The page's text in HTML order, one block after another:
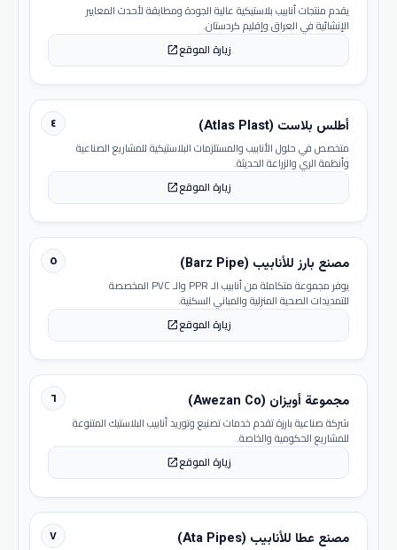
يقدم منتجات أنابيب بلاستيكية عالية الجودة ومطابقة لأحدث المعايير
الإنشائية في العراق وإقليم كردستان.
زيارة الموقعopen_in_new
٤ أطلس بلاست (Atlas Plast)
متخصص في حلول الأنابيب والمستلزمات البلاستيكية للمشاريع الصناعية
وأنظمة الري والزراعة الحديثة.
زيارة الموقعopen_in_new
٥ مصنع بارز للأنابيب (Barz Pipe)
يوفر مجموعة متكاملة من أنابيب الـ PPR والـ PVC المخصصة
للتمديدات الصحية المنزلية والمباني السكنية.
زيارة الموقعopen_in_new
٦ مجموعة أويزان (Awezan Co)
شركة صناعية بارزة تقدم خدمات تصنيع وتوريد أنابيب البلاستيك المتنوعة
للمشاريع الحكومية والخاصة.
زيارة الموقعopen_in_new
٧ مصنع عطا للأنابيب (Ata Pipes)